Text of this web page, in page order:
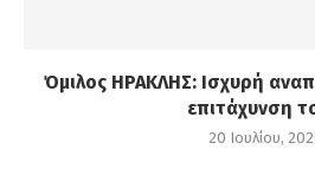
Όμιλος ΗΡΑΚΛΗΣ: Ισχυρή
επιτάχυνση
20 Ιουλίου,